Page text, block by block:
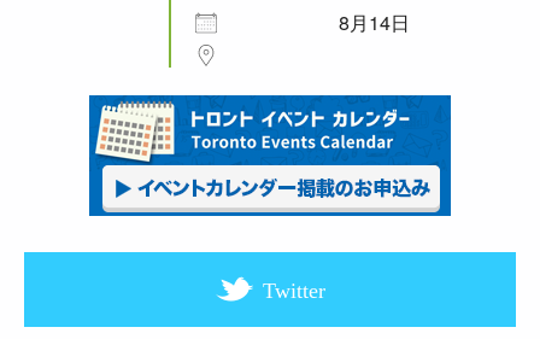
8月14日
Twitter